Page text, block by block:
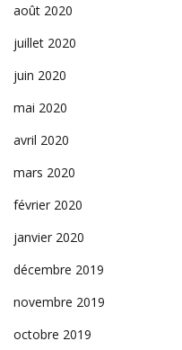
août 2020
juillet 2020
juin 2020
mai 2020
avril 2020
mars 2020
février 2020
janvier 2020
décembre 2019
novembre 2019
octobre 2019